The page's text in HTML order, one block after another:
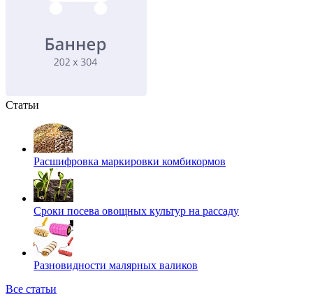
Статьи
Расшифровка маркировки комбикормов
Сроки посева овощных культур на рассаду
Разновидности малярных валиков
Все статьи